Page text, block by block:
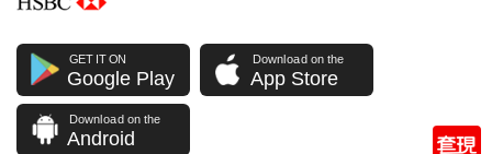
GET IT ON
Google Play
Download on the
App Store
Download on the
Android